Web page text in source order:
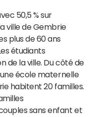
50,5 % sur
ville de Gembrie
plus de 60 ans
étudiants
de la ville. Du côté de
école maternelle
habitent 20 familles.
sans enfant et